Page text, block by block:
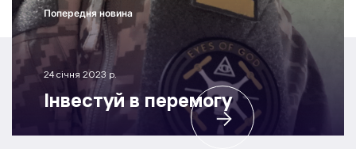
Попередня новина
24 січня 2023 р.
Інвестуй в перемогу